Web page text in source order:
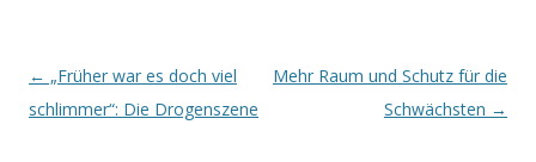
Beitrags-
Navigation
← „Früher war es doch viel
schlimmer“: Die Drogenszene
Mehr Raum und Schutz für die
Schwächsten →